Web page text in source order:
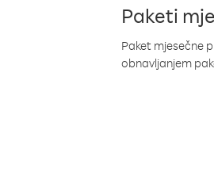
Paketi
Paket mjesečne
obnavljanjem